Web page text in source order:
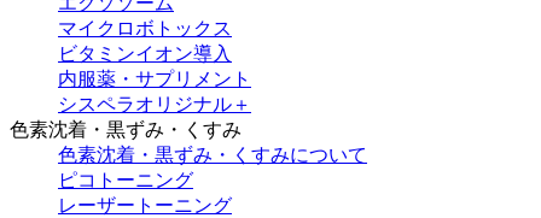
マイクロボトックス
ビタミンイオン導入
内服薬・サプリメント
シスペラオリジナル＋
色素沈着・黒ずみ・くすみ
色素沈着・黒ずみ・くすみについて
ピコトーニング
レーザートーニング